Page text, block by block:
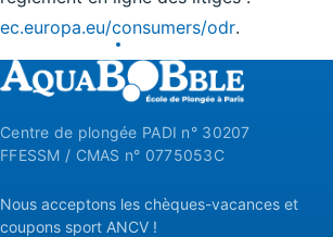
ec.europa.eu/consumers/odr.
Centre de plongée PADI n° 30207
FFESSM / CMAS n° 0775053C
Nous acceptons les chèques-vacances et
coupons sport ANCV !